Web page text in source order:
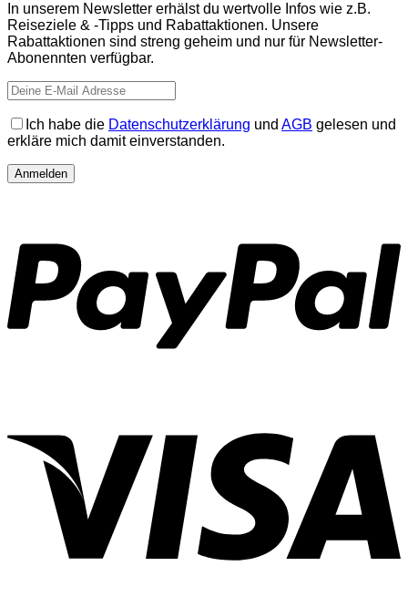
In unserem Newsletter erhälst du wertvolle Infos wie z.B.
Reiseziele & -Tipps und Rabattaktionen. Unsere
Rabattaktionen sind streng geheim und nur für Newsletter-
Abonennten verfügbar.
Ich habe die Datenschutzerklärung und AGB gelesen und
erkläre mich damit einverstanden.